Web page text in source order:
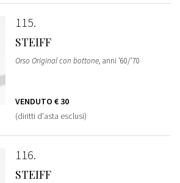
115
STEIFF
Orso Original con bottone, anni '60/'70
VENDUTO € 30
(diritti d'asta esclusi)
116
STEIFF